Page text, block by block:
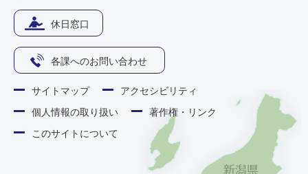
休日窓口
各課へのお問い合わせ
サイトマップ
アクセシビリティ
個人情報の取り扱い
著作権・リンク
このサイトについて